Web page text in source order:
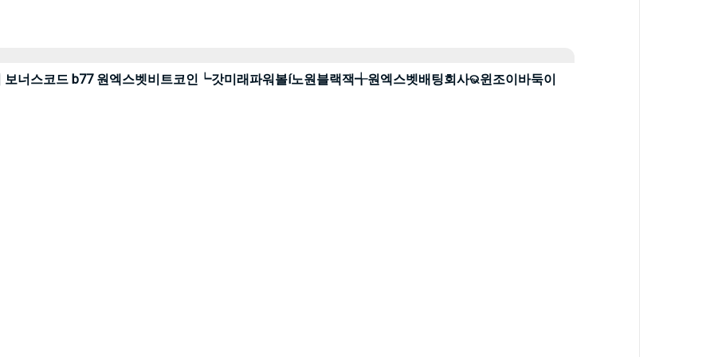
보너스코드 b77 원엑스벳비트코인┕갓미래파워볼í노원블랙잭╅원엑스벳배팅회사ଭ윈조이바둑이